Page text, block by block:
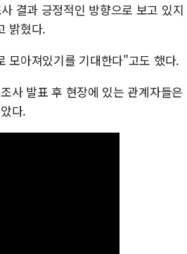
결과 긍정적인 방향으로 보고 있지
밝혔다.
모아져있기를 기대한다"고도 했다.
사 발표 후 현장에 있는 관계자들은
다.